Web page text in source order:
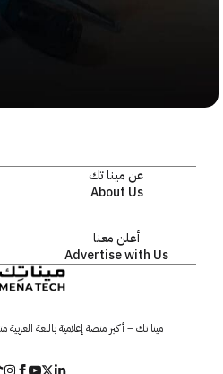
عن مينا تك
About Us
أعلن معنا
Advertise with Us
مينا تك – أكبر منصة إعلامية باللغة العربية متخصصة